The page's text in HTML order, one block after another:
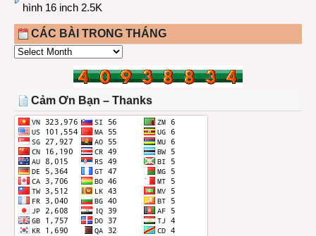
hình 16 inch 2.5K
CÁC BÀI TRONG THÁNG
CÁC
THÁNG
Cảm Ơn Bạn – Thanks